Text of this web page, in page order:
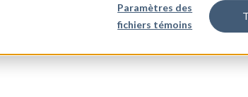
Paramètres des
fichiers témoins